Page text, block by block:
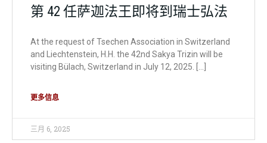
第 42 任萨迦法王即将到瑞士弘法
At the request of Tsechen Association in Switzerland
and Liechtenstein, H.H. the 42nd Sakya Trizin will be
visiting Bülach, Switzerland in July 12, 2025. […]
更多信息
三月 6, 2025